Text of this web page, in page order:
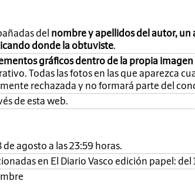
del nombre y apellidos del autor,
donde la obtuviste.
gráficos dentro de la propia imagen
Todas las fotos en las que aparezca
rechazada y no formará parte del
de esta web.
agosto a las 23:59 horas.
en El Diario Vasco edición papel: del